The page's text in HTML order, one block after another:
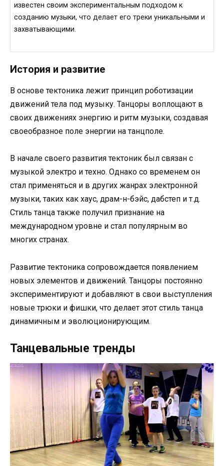
известен своим экспериментальным подходом к
созданию музыки, что делает его треки уникальными и
захватывающими.
История и развитие
В основе тектоника лежит принцип роботизации
движений тела под музыку. Танцоры воплощают в
своих движениях энергию и ритм музыки, создавая
своеобразное поле энергии на танцполе.
В начале своего развития тектоник был связан с
музыкой электро и техно. Однако со временем он
стал применяться и в других жанрах электронной
музыки, таких как хаус, драм-н-бэйс, дабстеп и т.д.
Стиль танца также получил признание на
международном уровне и стал популярным во
многих странах.
Развитие тектоника сопровождается появлением
новых элементов и движений. Танцоры постоянно
экспериментируют и добавляют в свои выступления
новые трюки и фишки, что делает этот стиль танца
динамичным и эволюционирующим.
Танцевальные тренды